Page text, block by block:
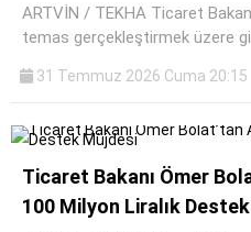
ARTVİN / TEKHA Ticaret
temas gerçekleştirmek üzere
31 Temmuz 2026 Cuma 20:15
Ticaret Bakanı Ömer
100 Milyon Liralık